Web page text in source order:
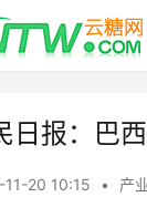
日报：巴
20 10:15 • 产